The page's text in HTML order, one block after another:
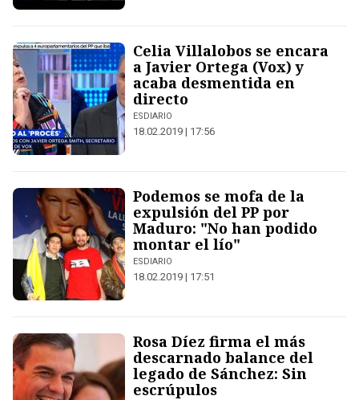
Celia Villalobos se encara
a Javier Ortega (Vox) y
acaba desmentida en
directo
ESDIARIO
18.02.2019 | 17:56
Podemos se mofa de la
expulsión del PP por
Maduro: "No han podido
montar el lío"
ESDIARIO
18.02.2019 | 17:51
Rosa Díez firma el más
descarnado balance del
legado de Sánchez: Sin
escrúpulos